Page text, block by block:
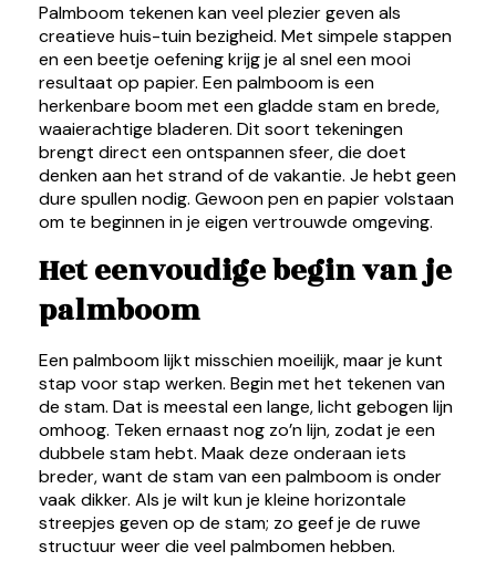
Palmboom tekenen kan veel plezier geven als
creatieve huis-tuin bezigheid. Met simpele stappen
en een beetje oefening krijg je al snel een mooi
resultaat op papier. Een palmboom is een
herkenbare boom met een gladde stam en brede,
waaierachtige bladeren. Dit soort tekeningen
brengt direct een ontspannen sfeer, die doet
denken aan het strand of de vakantie. Je hebt geen
dure spullen nodig. Gewoon pen en papier volstaan
om te beginnen in je eigen vertrouwde omgeving.
Het eenvoudige begin van je
palmboom
Een palmboom lijkt misschien moeilijk, maar je kunt
stap voor stap werken. Begin met het tekenen van
de stam. Dat is meestal een lange, licht gebogen lijn
omhoog. Teken ernaast nog zo’n lijn, zodat je een
dubbele stam hebt. Maak deze onderaan iets
breder, want de stam van een palmboom is onder
vaak dikker. Als je wilt kun je kleine horizontale
streepjes geven op de stam; zo geef je de ruwe
structuur weer die veel palmbomen hebben.